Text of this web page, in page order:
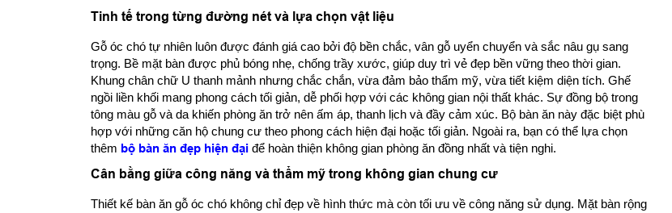
Tinh tế trong từng đường nét và lựa chọn vật liệu
Gỗ óc chó tự nhiên luôn được đánh giá cao bởi độ bền chắc, vân gỗ uyển chuyển và sắc nâu gụ sang
trọng. Bề mặt bàn được phủ bóng nhẹ, chống trầy xước, giúp duy trì vẻ đẹp bền vững theo thời gian.
Khung chân chữ U thanh mảnh nhưng chắc chắn, vừa đảm bảo thẩm mỹ, vừa tiết kiệm diện tích. Ghế
ngồi liền khối mang phong cách tối giản, dễ phối hợp với các không gian nội thất khác. Sự đồng bộ trong
tông màu gỗ và da khiến phòng ăn trở nên ấm áp, thanh lịch và đầy cảm xúc. Bộ bàn ăn này đặc biệt phù
hợp với những căn hộ chung cư theo phong cách hiện đại hoặc tối giản. Ngoài ra, bạn có thể lựa chọn
thêm bộ bàn ăn đẹp hiện đại để hoàn thiện không gian phòng ăn đồng nhất và tiện nghi.
Cân bằng giữa công năng và thẩm mỹ trong không gian chung cư
Thiết kế bàn ăn gỗ óc chó không chỉ đẹp về hình thức mà còn tối ưu về công năng sử dụng. Mặt bàn rộng